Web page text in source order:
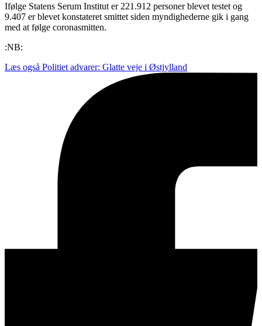
Ifølge Statens Serum Institut er 221.912 personer blevet testet og
9.407 er blevet konstateret smittet siden myndighederne gik i gang
med at følge coronasmitten.
:NB:
Læs også Politiet advarer: Glatte veje i Østjylland